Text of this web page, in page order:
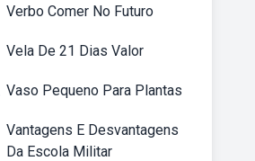
Verbo Comer No Futuro
Vela De 21 Dias Valor
Vaso Pequeno Para Plantas
Vantagens E Desvantagens
Da Escola Militar